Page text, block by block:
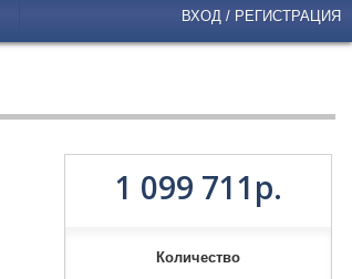
ВХОД / РЕГИСТРАЦИЯ
1 099 711р.
Количество